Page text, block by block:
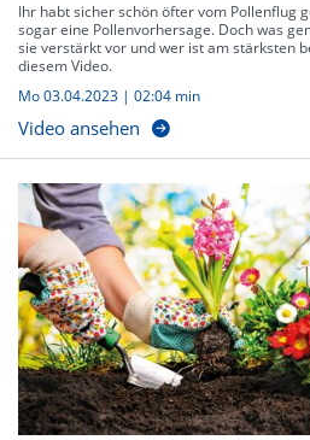
Ihr habt sicher schön öfter vom Pollenflug
sogar eine Pollenvorhersage. Doch was
sie verstärkt vor und wer ist am stärksten
diesem Video.
Mo 03.04.2023 | 02:04 min
Video ansehen